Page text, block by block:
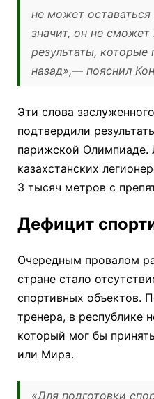
не может
значит, он не
результаты, которые
назад»,— пояснил
Эти слова
подтвердили
парижской Олимпиаде.
казахстанских
3 тысяч метров с
Дефицит
Очередным провалом
стране стало
спортивных объектов.
тренера, в республике
который мог бы
или Мира.
«Для подготовки